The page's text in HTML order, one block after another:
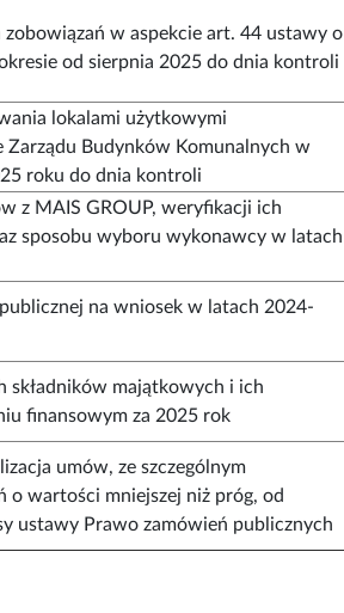
w aspekcie art. 44 ustawy o
od sierpnia 2025 do dnia kontroli
lokalami użytkowymi
Zarządu Budynków Komunalnych w
roku do dnia kontroli
z MAIS GROUP, weryfikacji ich
sposobu wyboru wykonawcy w latach
na wniosek w latach 2024-
składników majątkowych i ich
finansowym za 2025 rok
umów, ze szczególnym
o wartości mniejszej niż próg, od
ustawy Prawo zamówień publicznych